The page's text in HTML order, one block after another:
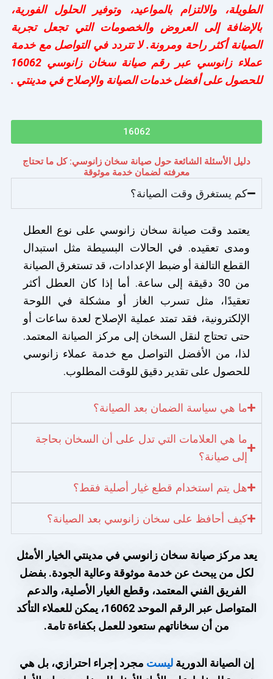
الطويلة، والالتزام بالمواعيد، وتوفير الحلول الفورية،
بالإضافة إلى العروض والخصومات التي تجعل تجربة
الصيانة أكثر راحة ومرونة. لا تتردد في التواصل مع خدمة
عملاء زانوسي عبر رقم صيانة سخان زانوسي 16062
للحصول على أفضل خدمات الصيانة والإصلاح في مدينتي .
16062
دليل الأسئلة الشائعة حول صيانة سخان زانوسي: كل ما تحتاج
معرفته لضمان خدمة موثوقة
كم يستغرق وقت الصيانة؟
يعتمد وقت صيانة سخان زانوسي على نوع العطل
ومدى تعقيده. في الحالات البسيطة مثل استبدال
القطع التالفة أو ضبط الإعدادات، قد تستغرق الصيانة
من 30 دقيقة إلى ساعة. أما إذا كان العطل أكثر
تعقيدًا، مثل تسرب الغاز أو مشكلة في اللوحة
الإلكترونية، فقد تمتد عملية الإصلاح لعدة ساعات أو
حتى تحتاج لنقل السخان إلى مركز الصيانة المعتمد.
لذا، من الأفضل التواصل مع خدمة عملاء زانوسي
للحصول على تقدير دقيق للوقت المطلوب.
ما هي سياسة الضمان بعد الصيانة؟
ما هي العلامات التي تدل على أن السخان بحاجة
إلى صيانة؟
هل يتم استخدام قطع غيار أصلية فقط؟
كيف أحافظ على سخان زانوسي بعد الصيانة؟
يعد مركز صيانة سخان زانوسي في مدينتي الخيار الأمثل
لكل من يبحث عن خدمة موثوقة وعالية الجودة. بفضل
الفريق الفني المعتمد، وقطع الغيار الأصلية، والدعم
المتواصل عبر الرقم الموحد 16062، يمكن للعملاء التأكد
من أن سخاناتهم ستعود للعمل بكفاءة تامة.
إن الصيانة الدوريةليست مجرد إجراء احترازي، بل هي